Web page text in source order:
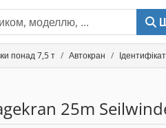
понад 7,5 т Автокран
25m